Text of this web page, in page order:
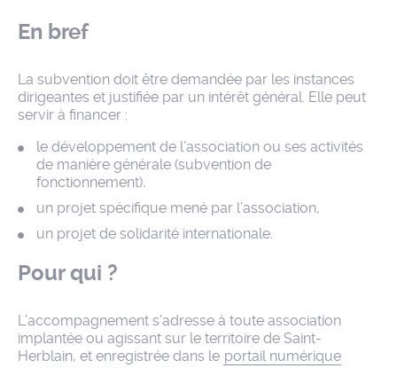
En bref
La subvention doit être demandée par les instances
dirigeantes et justifiée par un intérêt général. Elle peut
servir à financer :
le développement de l’association ou ses activités
de manière générale (subvention de
fonctionnement),
un projet spécifique mené par l’association,
un projet de solidarité internationale.
Pour qui ?
L’accompagnement s’adresse à toute association
implantée ou agissant sur le territoire de Saint-
Herblain, et enregistrée dans le portail numérique